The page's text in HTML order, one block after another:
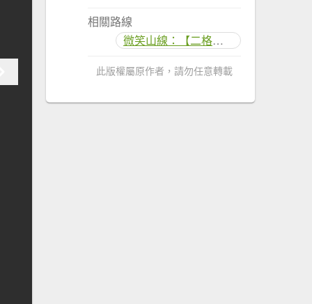
相關路線
微笑山線：【二格山系】銀河洞越嶺段
此版權屬原作者，請勿任意轉載